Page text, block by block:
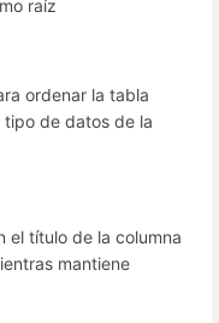
raíz
ordenar la tabla
de datos de la
el título de la columna
mantiene